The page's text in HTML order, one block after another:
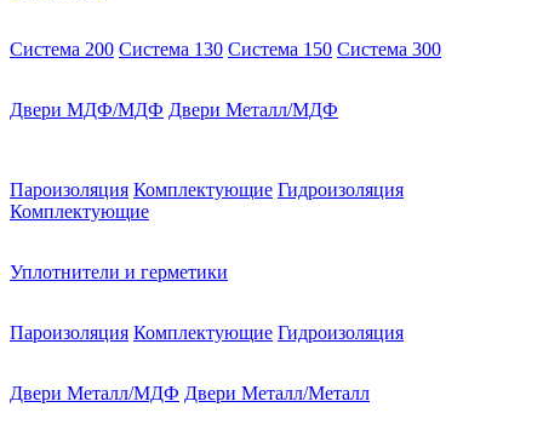
Система 200 Система 130 Система 150 Система 300
Двери МДФ/МДФ Двери Металл/МДФ
Пароизоляция Комплектующие Гидроизоляция
Комплектующие
Уплотнители и герметики
Пароизоляция Комплектующие Гидроизоляция
Двери Металл/МДФ Двери Металл/Металл